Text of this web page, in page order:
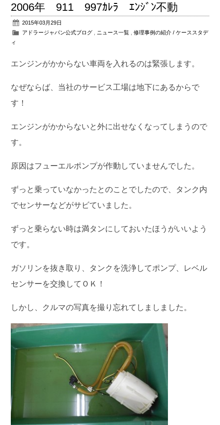
2006年 911 997ｶﾚﾗ ｴﾝｼﾞﾝ不動
2015年03月29日
アドラージャパン公式ブログ
ニュース一覧 ,修理事例の紹介 / ケーススタデ
ィ
エンジンがかからない車両を入れるのは緊張します。
なぜならば、当社のサービス工場は地下にあるからで
す！
エンジンがかからないと外に出せなくなってしまうので
す。
原因はフューエルポンプが作動していませんでした。
ずっと乗っていなかったとのことでしたので、タンク内
でセンサーなどがサビていました。
ずっと乗らない時は満タンにしておいたほうがいいよう
です。
ガソリンを抜き取り、タンクを洗浄してポンプ、レベル
センサーを交換してＯＫ！
しかし、クルマの写真を撮り忘れてしましました。